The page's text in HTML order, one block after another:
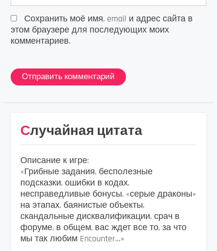
Сохранить моё имя, email и адрес сайта в
этом браузере для последующих моих
комментариев.
Случайная цитата
Описание к игре:
«Грибные задания, бесполезные
подсказки, ошибки в кодах,
несправедливые бонусы, «серые драконы»
на этапах, баянистые объекты,
скандальные дисквалификации, срач в
форуме, в общем, вас ждет все то, за что
мы так любим Encounter…»